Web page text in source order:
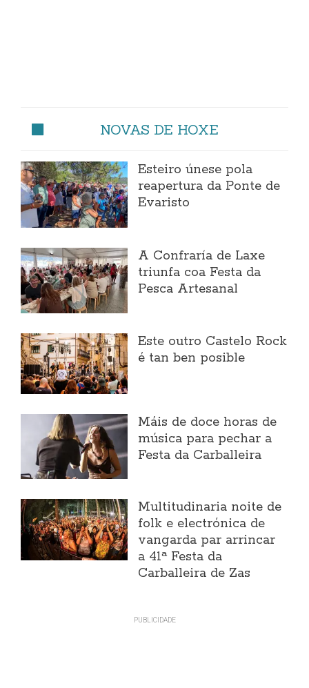
NOVAS DE HOXE
Esteiro únese pola
reapertura da Ponte de
Evaristo
A Confraría de Laxe
triunfa coa Festa da
Pesca Artesanal
Este outro Castelo Rock
é tan ben posible
Máis de doce horas de
música para pechar a
Festa da Carballeira
Multitudinaria noite de
folk e electrónica de
vangarda par arrincar
a 41ª Festa da
Carballeira de Zas